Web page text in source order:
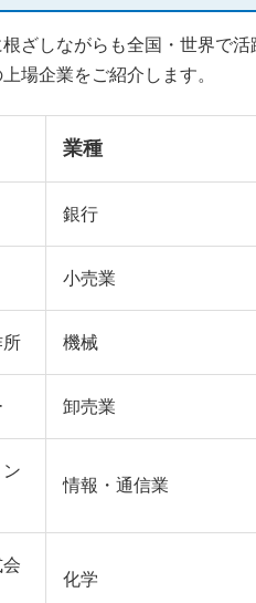
ざしながらも全国・世界で活
場企業をご紹介します。
業種
銀行
小売業
所 機械
卸売業
情報・通信業
化学